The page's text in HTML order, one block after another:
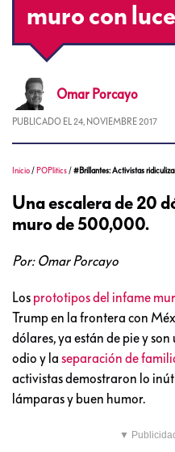
muro con
Omar Porcayo
PUBLICADO EL 24, NOVIEMBRE 2017
Inicio / POPlitics /#Brillantes: Activistas
Una escalera de 20
muro de 500,000.
Por: Omar Porcayo
Los prototipos del infame
Trump en la frontera con
dólares, ya están de pie y
odio y la separación de
activistas demostraron lo
lámparas y buen humor.
▼